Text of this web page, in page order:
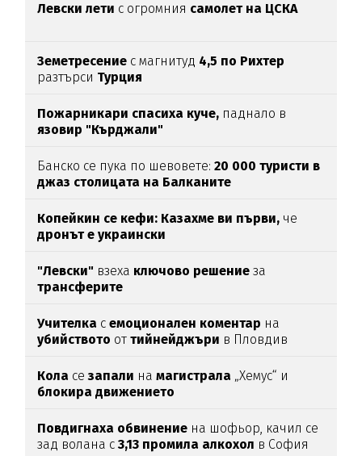
Левски лети с огромния самолет на ЦСКА
Земетресение с магнитуд 4,5 по Рихтер
разтърси Турция
Пожарникари спасиха куче, паднало в
язовир "Кърджали"
Банско се пука по шевовете:20 000 туристи в
джаз столицата на Балканите
Копейкин се кефи: Казахме ви първи, че
дронът е украински
"Левски" взеха ключово решение за
трансферите
Учителка семоционален коментар на
убийството оттийнейджъри в Пловдив
Кола сезапали намагистрала „Хемус“ и
блокира движението
Повдигнаха обвинение на шофьор, качил се
зад волана с3,13 промила алкохол в София